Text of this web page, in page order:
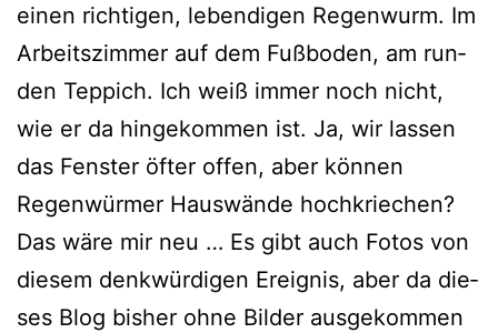
einen rich­ti­gen, leben­di­gen Regenwurm. Im
Arbeitszimmer auf dem Fußboden, am run­
den Teppich. Ich weiß immer noch nicht,
wie er da hin­ge­kom­men ist. Ja, wir las­sen
das Fenster öfter offen, aber kön­nen
Regenwürmer Hauswände hoch­krie­chen?
Das wäre mir neu … Es gibt auch Fotos von
die­sem denk­wür­di­gen Ereignis, aber da die­
ses Blog bis­her ohne Bilder aus­ge­kom­men